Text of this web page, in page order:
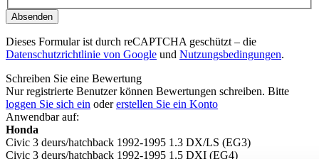
Absenden
Dieses Formular ist durch reCAPTCHA geschützt – die
Datenschutzrichtlinie von Google und Nutzungsbedingungen.
Schreiben Sie eine Bewertung
Nur registrierte Benutzer können Bewertungen schreiben. Bitte
loggen Sie sich ein odererstellen Sie ein Konto
Anwendbar auf:
Honda
Civic 3 deurs/hatchback 1992-1995 1.3 DX/LS (EG3)
Civic 3 deurs/hatchback 1992-1995 1.5 DXI (EG4)